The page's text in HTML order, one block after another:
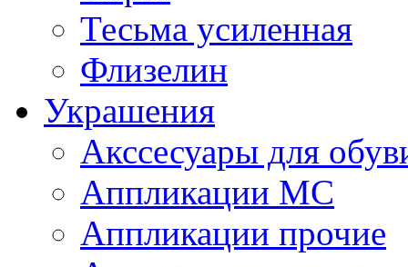
Тесьма усиленная
Флизелин
Украшения
Акссесуары для
Аппликации МС
Аппликации прочие